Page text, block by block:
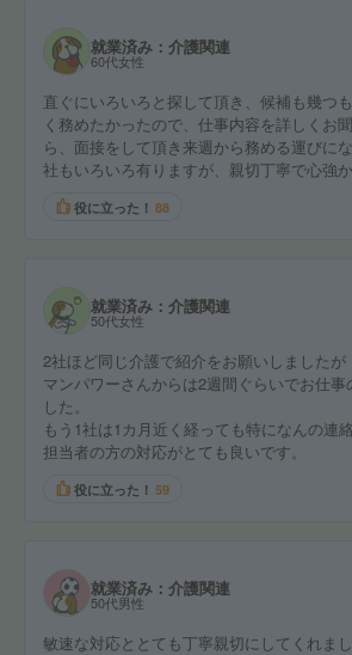
就業済み：介護関連
60代女性
直ぐにいろいろと探して頂き、候補も幾つ
く務めたかったので、仕事内容を詳しくお
ら、面接をして頂き来週から務める運びに
社もいろいろ有りますが、親切丁寧で心強か
役に立った！ 88
就業済み：介護関連
50代女性
2社ほど同じ介護で紹介をお願いしましたが
マンパワーさんからは2週間ぐらいでお仕事
した。
もう1社は1カ月近く経っても特になんの連
担当者の方の対応がとても良いです。
役に立った！ 59
就業済み：介護関連
50代男性
敏速な対応ととても丁寧親切にしてくれま